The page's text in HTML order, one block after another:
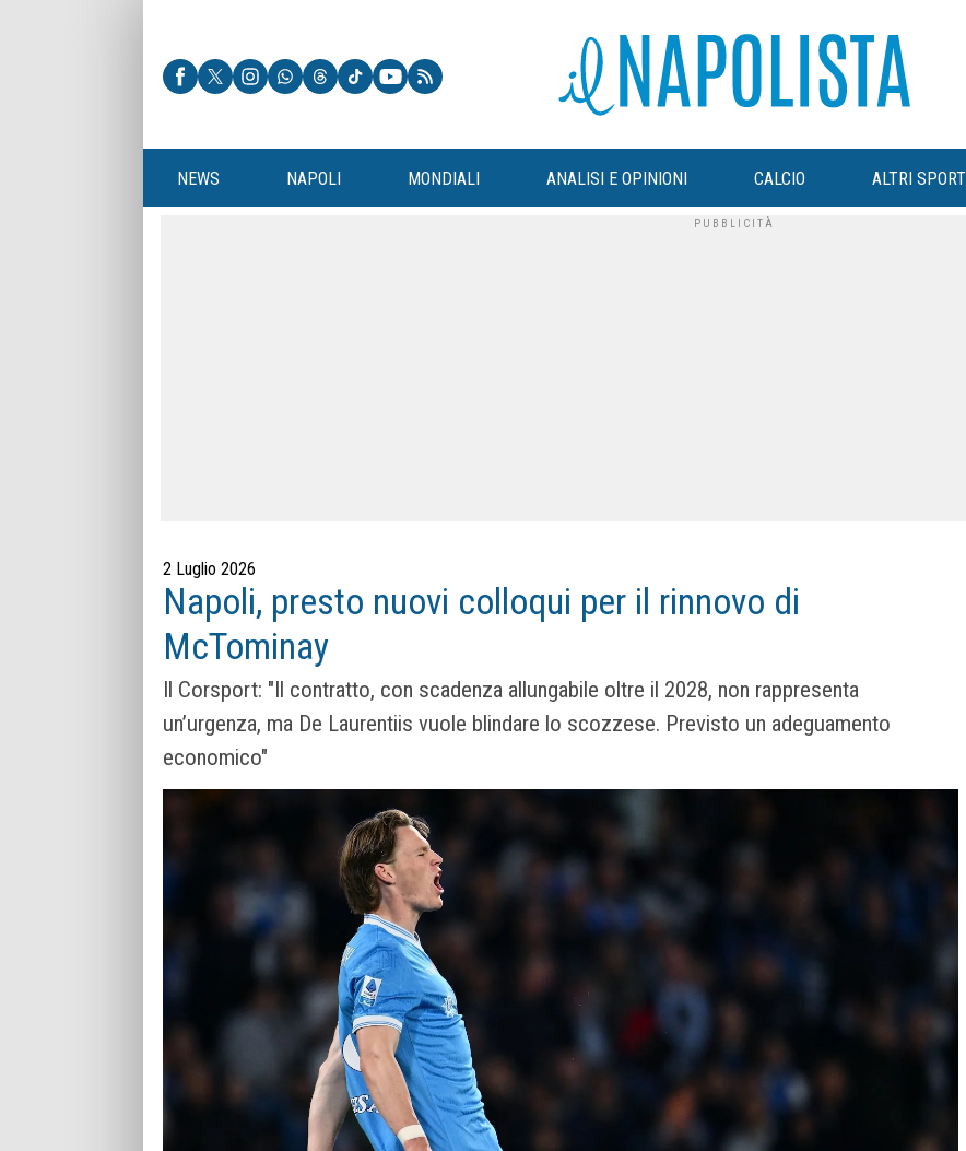
NEWS NAPOLI MONDIALI ANALISI E OPINIONI CALCIO ALTRI SPORT
2 Luglio 2026
Napoli, presto nuovi colloqui per il rinnovo di
McTominay
Il Corsport: "Il con­tratto, con sca­denza allun­ga­bile oltre il 2028, non rap­pre­senta
un’urgenza, ma De Lau­ren­tiis vuole blin­dare lo scozzese. Previsto un adeguamento
economico"